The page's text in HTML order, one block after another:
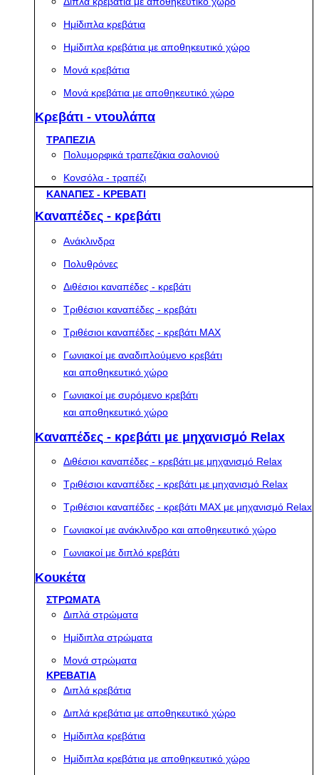
Ημίδιπλα κρεβάτια
Ημίδιπλα κρεβάτια με αποθηκευτικό χώρο
Μονά κρεβάτια
Μονά κρεβάτια με αποθηκευτικό χώρο
Κρεβάτι - ντουλάπα
ΤΡΑΠΕΖΙΑ
Πολυμορφικά τραπεζάκια σαλονιού
Κονσόλα - τραπέζι
ΚΑΝΑΠΕΣ - ΚΡΕΒΑΤΙ
Καναπέδες - κρεβάτι
Ανάκλινδρα
Πολυθρόνες
Διθέσιοι καναπέδες - κρεβάτι
Τριθέσιοι καναπέδες - κρεβάτι
Τριθέσιοι καναπέδες - κρεβάτι MAX
Γωνιακοί με αναδιπλούμενο κρεβάτι
και αποθηκευτικό χώρο
Γωνιακοί με συρόμενο κρεβάτι
και αποθηκευτικό χώρο
Καναπέδες - κρεβάτι με μηχανισμό Relax
Διθέσιοι καναπέδες - κρεβάτι με μηχανισμό Relax
Τριθέσιοι καναπέδες - κρεβάτι με μηχανισμό Relax
Τριθέσιοι καναπέδες - κρεβάτι MAX με μηχανισμό Relax
Γωνιακοί με ανάκλινδρο και αποθηκευτικό χώρο
Γωνιακοί με διπλό κρεβάτι
Κουκέτα
ΣΤΡΩΜΑΤΑ
Διπλά στρώματα
Ημίδιπλα στρώματα
Μονά στρώματα
ΚΡΕΒΑΤΙΑ
Διπλά κρεβάτια
Διπλά κρεβάτια με αποθηκευτικό χώρο
Ημίδιπλα κρεβάτια
Ημίδιπλα κρεβάτια με αποθηκευτικό χώρο